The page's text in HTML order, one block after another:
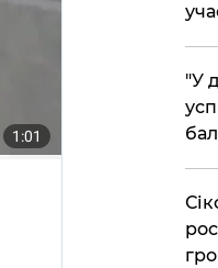
​"У